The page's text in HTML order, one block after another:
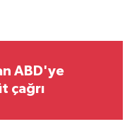
ABD'ye
çağrı